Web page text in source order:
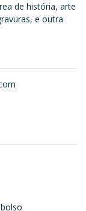
de história, arte
e outra